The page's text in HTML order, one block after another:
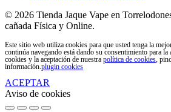
© 2026 Tienda Jaque Vape en
cañada Física y Online.
Este sitio web utiliza cookies para que usted tenga la
continúa navegando está dando su consentimiento para la
cookies y la aceptación de nuestra política de cookies ,
información. plugin cookies
ACEPTAR
Aviso de cookies